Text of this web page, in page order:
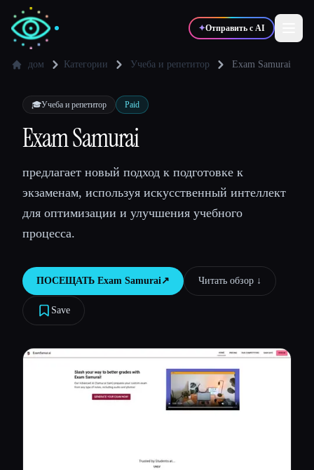
✦Отправить с AI
✍️Писатели
💻
🎓Студенты 🎬Креаторы
Блог
Сравнить инструменты
дом Категории Учеба и репетитор Exam Samurai
🎓Учеба и репетитор Paid
Exam Samurai
предлагает новый подход к подготовке к
экзаменам, используя искусственный интеллект
для оптимизации и улучшения учебного
процесса.
ПОСЕЩАТЬ Exam Samurai↗︎ Читать обзор ↓︎
Save